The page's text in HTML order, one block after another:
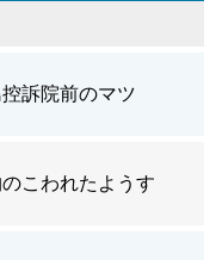
訴院前のマツ
こわれたようす